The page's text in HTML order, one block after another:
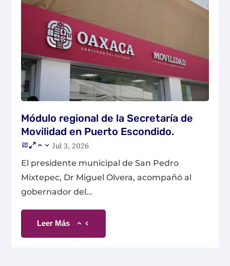
Módulo regional de la Secretaría de
Movilidad en Puerto Escondido.
Jul 3, 2026
El presidente municipal de San Pedro
Mixtepec, Dr Miguel Olvera, acompañó al
gobernador del...
Leer Más